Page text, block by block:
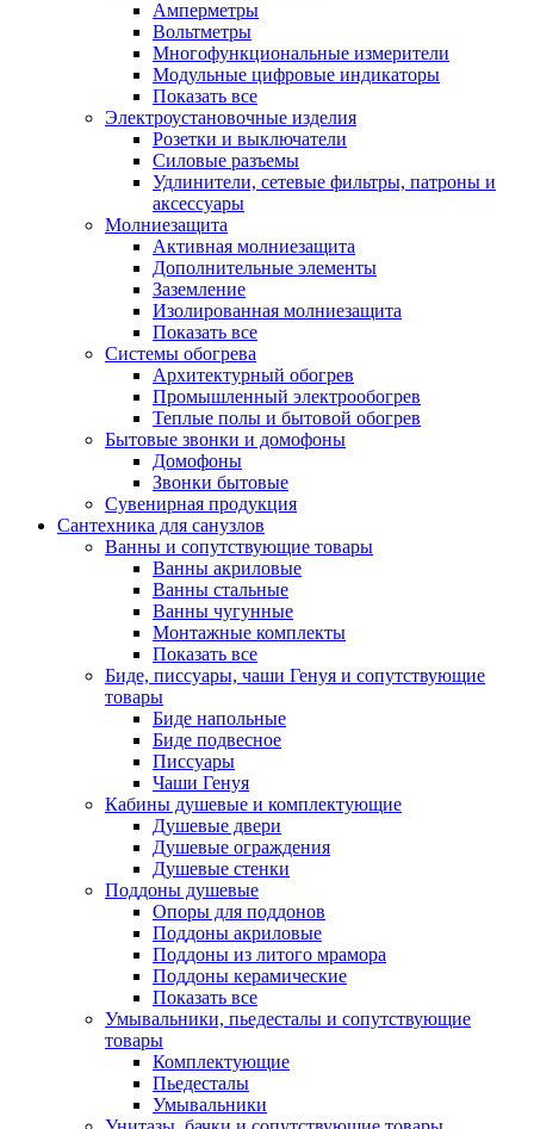
Амперметры
Вольтметры
Многофункциональные измерители
Модульные цифровые индикаторы
Показать все
Электроустановочные изделия
Розетки и выключатели
Силовые разъемы
Удлинители, сетевые фильтры, патроны и
аксессуары
Молниезащита
Активная молниезащита
Дополнительные элементы
Заземление
Изолированная молниезащита
Показать все
Системы обогрева
Архитектурный обогрев
Промышленный электрообогрев
Теплые полы и бытовой обогрев
Бытовые звонки и домофоны
Домофоны
Звонки бытовые
Сувенирная продукция
Сантехника для санузлов
Ванны и сопутствующие товары
Ванны акриловые
Ванны стальные
Ванны чугунные
Монтажные комплекты
Показать все
Биде, писсуары, чаши Генуя и сопутствующие
товары
Биде напольные
Биде подвесное
Писсуары
Чаши Генуя
Кабины душевые и комплектующие
Душевые двери
Душевые ограждения
Душевые стенки
Поддоны душевые
Опоры для поддонов
Поддоны акриловые
Поддоны из литого мрамора
Поддоны керамические
Показать все
Умывальники, пьедесталы и сопутствующие
товары
Комплектующие
Пьедесталы
Умывальники